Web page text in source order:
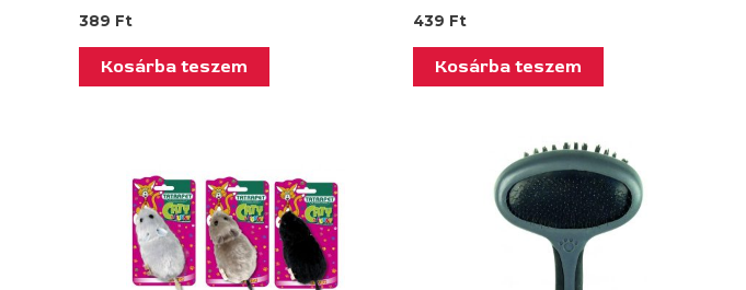
389 Ft
Kosárba teszem
439 Ft
Kosárba teszem